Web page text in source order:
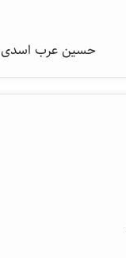
حسین عرب اسدی